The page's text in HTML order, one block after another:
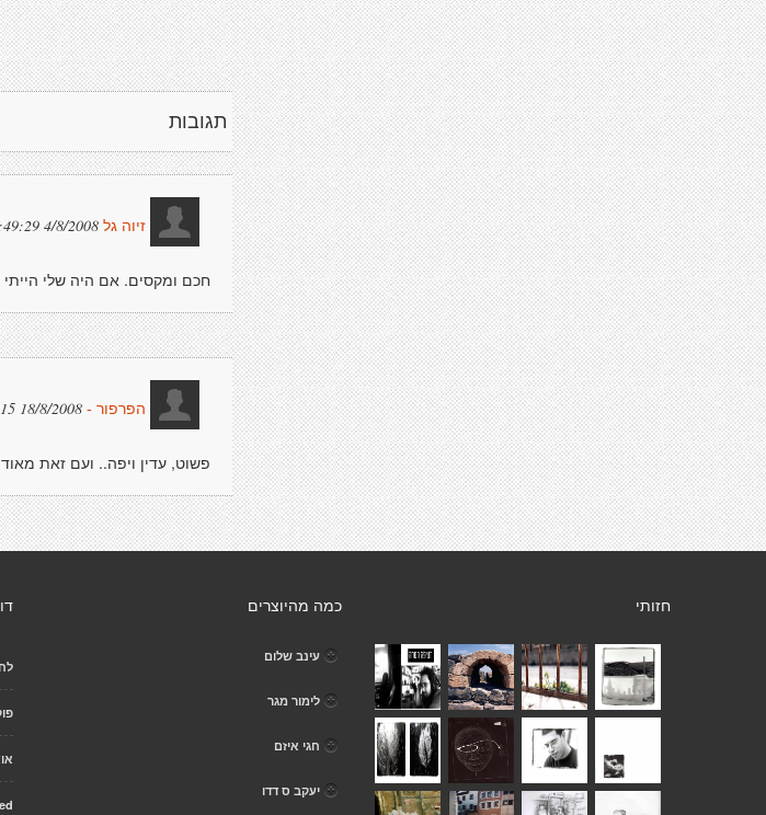
תגובות
זיוה גל 4/8/2008 21:49:29
חכם ומקסים. אם היה שלי
הפרפור - 18/8/2008 00:28:15
פשוט, עדין ויפה.. ועם זאת מאוד
כמה מהיוצרים
עינב שלום
לימור מגר
חגי איזם
יעקב ס דדו
חזותי